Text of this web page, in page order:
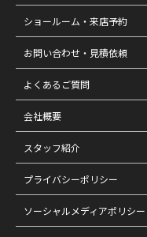
ショールーム・来店予約
お問い合わせ・見積依頼
よくあるご質問
会社概要
スタッフ紹介
プライバシーポリシー
ソーシャルメディアポリシー